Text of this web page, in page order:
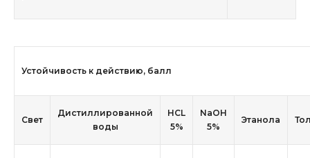
Устойчивость к действию, балл
Свет
Дистиллированной
воды
HCL
5%
NaOH
5%
Этанола